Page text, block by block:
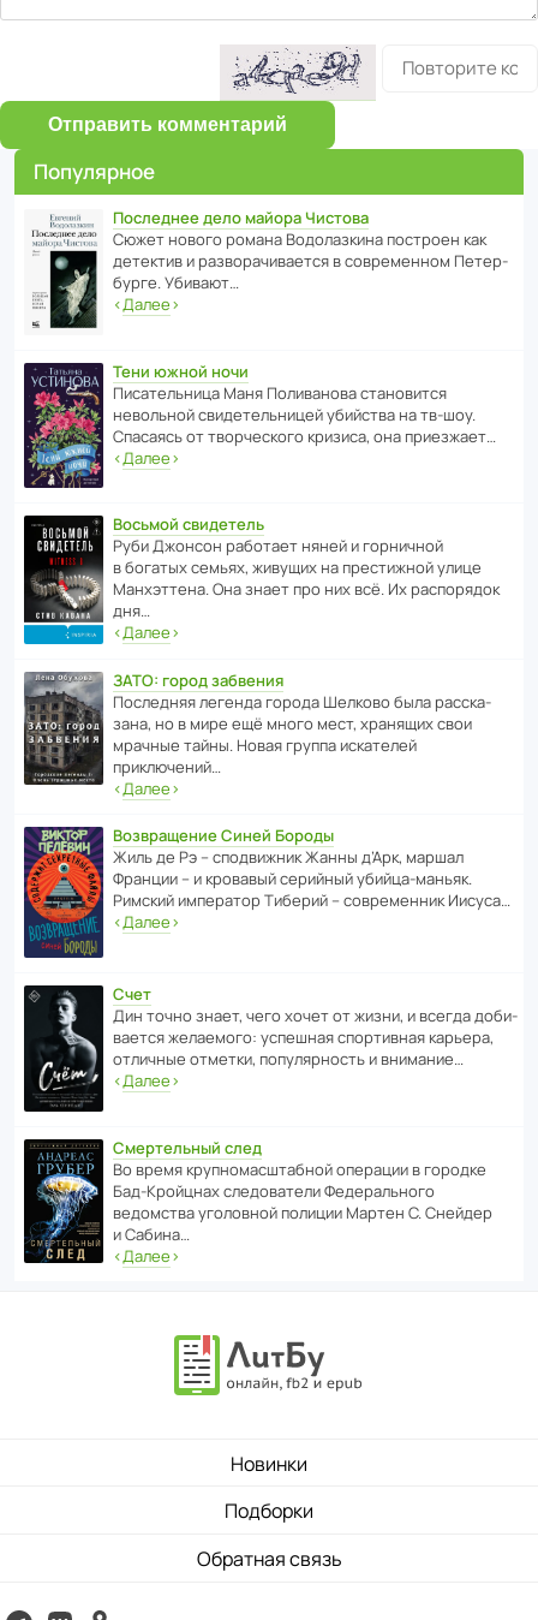
Отправить комментарий
Популярное
Последнее дело майора Чистова
Сюжет нового романа Водо­ла­з­кина пост­роен как
дете­ктив и разво­ра­чи­ва­ется в совре­менном Пете­р­
бурге. Убивают…
‹Далее›
Тени южной ночи
Писа­тель­ница Маня Поли­ва­нова стано­вится
невольной свиде­тель­ницей убийства на тв-шоу.
Спасаясь от твор­че­с­кого кризиса, она приезжает…
‹Далее›
Восьмой свидетель
Руби Джонсон рабо­тает няней и горни­чной
в богатых семьях, живущих на прес­ти­жной улице
Манх­эт­тена. Она знает про них всё. Их распо­рядок
дня…
‹Далее›
ЗАТО: город забвения
После­дняя легенда города Шелково была расска­
зана, но в мире ещё много мест, хранящих свои
мрачные тайны. Новая группа иска­телей
приключений…
‹Далее›
Возвращение Синей Бороды
Жиль де Рэ – спод­ви­жник Жанны д’Арк, маршал
Франции – и кровавый серийный убийца-маньяк.
Римский импе­ратор Тиберий – совре­менник Иисуса…
‹Далее›
Счет
Дин точно знает, чего хочет от жизни, и всегда доби­
ва­ется жела­е­мого: успе­шная спор­ти­вная карьера,
отли­чные отметки, попу­ля­р­ность и внимание…
‹Далее›
Смертельный след
Во время круп­но­мас­ш­та­бной операции в городке
Бад‑Крой­цнах следо­ва­тели Феде­раль­ного
ведомства уголо­вной полиции Мартен С. Снейдер
и Сабина…
‹Далее›
Новинки
Подборки
Обратная связь